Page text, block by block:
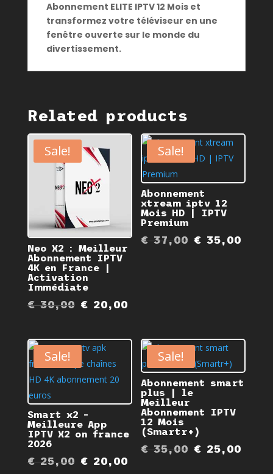
Abonnement ELITE IPTV 12 Mois et
transformez votre téléviseur en une
fenêtre ouverte sur le monde du
divertissement.
Related products
Sale!
Neo X2 : Meilleur
Abonnement IPTV
4K en France |
Activation
Immédiate
€30,00 Original
was:
€ 30,00.
€20,00Current
is:
€ 20,00.
Sale!
Abonnement
xtream iptv 12
Mois HD | IPTV
Premium
€37,00 Original
€ 35,00
Sale!
Smart x2 –
Meilleure App
IPTV X2 on france
2026
€25,00 Original
€20,00Current
Sale!
Abonnement smart
plus | le
Meilleur
Abonnement IPTV
12 Mois
(Smartr+)
€35,00 Original
€ 25,00